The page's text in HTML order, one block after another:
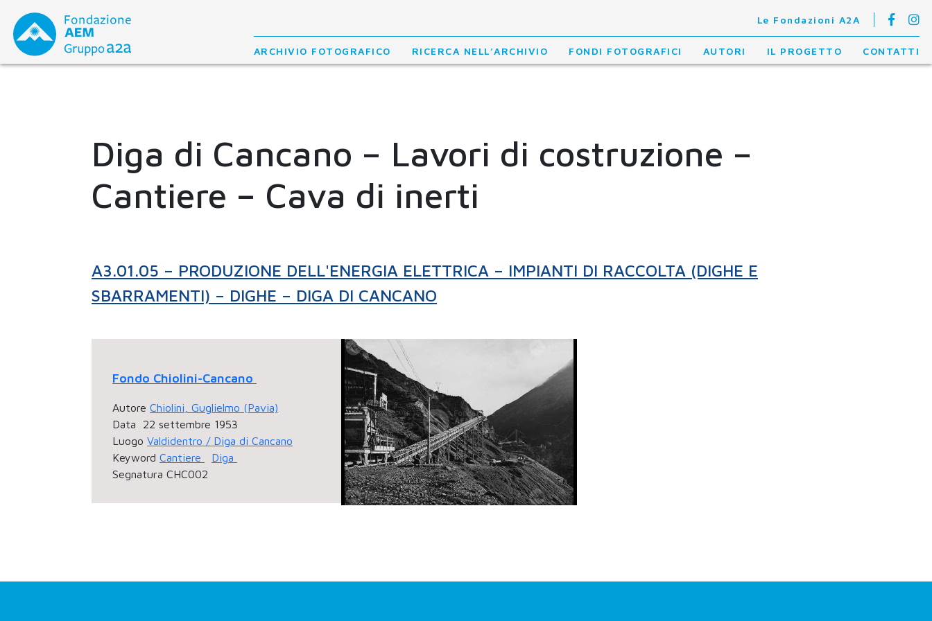
content
Le Fondazioni A2A
ARCHIVIO FOTOGRAFICO RICERCA NELL’ARCHIVIO FONDI FOTOGRAFICI AUTORI IL PROGETTO CONTATTI
Diga di Cancano – Lavori di costruzione –
Cantiere – Cava di inerti
A3.01.05 – PRODUZIONE DELL'ENERGIA ELETTRICA – IMPIANTI DI RACCOLTA (DIGHE E
SBARRAMENTI) – DIGHE – DIGA DI CANCANO
Fondo Chiolini-Cancano
Autore Chiolini, Guglielmo (Pavia)
Data 22 settembre 1953
Luogo Valdidentro / Diga di Cancano
Keyword Cantiere
Diga
Segnatura CHC002